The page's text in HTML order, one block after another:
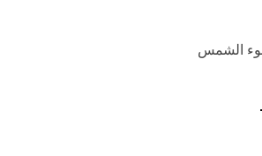
الشمس